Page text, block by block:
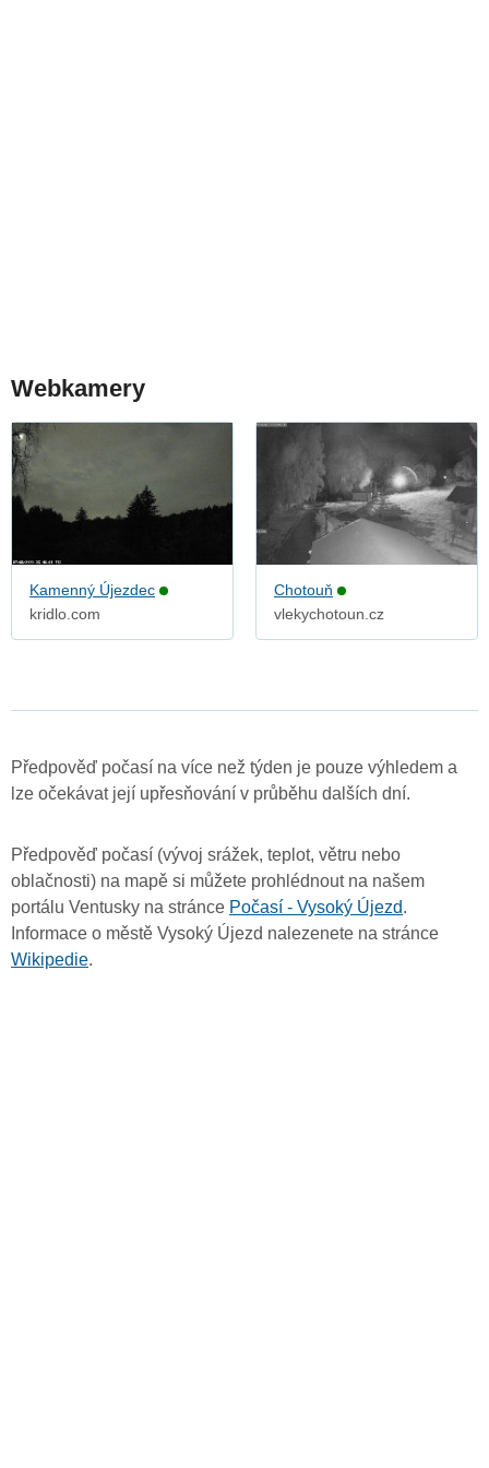
Webkamery
Kamenný Újezdec
kridlo.com
Chotouň
vlekychotoun.cz
Předpověď počasí na více než týden je pouze výhledem a
lze očekávat její upřesňování v průběhu dalších dní.
Předpověď počasí (vývoj srážek, teplot, větru nebo
oblačnosti) na mapě si můžete prohlédnout na našem
portálu Ventusky na stránce Počasí - Vysoký Újezd.
Informace o městě Vysoký Újezd nalezenete na stránce
Wikipedie.